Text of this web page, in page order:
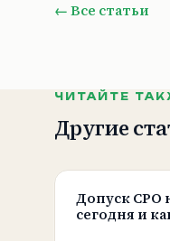
← Все статьи
ЧИТАЙТЕ
Другие
Допуск СРО
сегодня и